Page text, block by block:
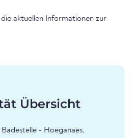
aktuellen Informationen zur
Übersicht
- Hoeganaes,